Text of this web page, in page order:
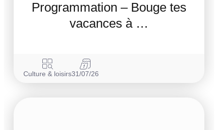
Programmation – Bouge tes
vacances à …
Culture & loisirs31/07/26